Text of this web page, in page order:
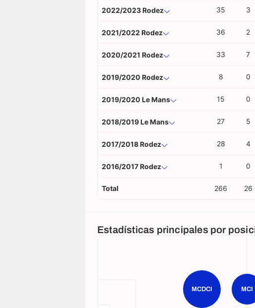
2022/2023 Rodez 35 3
2021/2022 Rodez 36 2
2020/2021 Rodez 33 7
2019/2020 Rodez 8 0
2019/2020 Le Mans 15 0
2018/2019 Le Mans 27 5
2017/2018 Rodez 28 4
2016/2017 Rodez 1 0
Total 266 26
Estadísticas principales por
MCDCI MCI